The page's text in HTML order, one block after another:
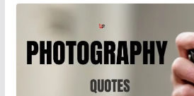
b
o
o
o
n